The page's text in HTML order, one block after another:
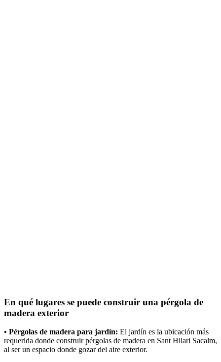
En qué lugares se puede construir una pérgola de
madera exterior
• Pérgolas de madera para jardín: El jardín es la ubicación más
requerida donde construir pérgolas de madera en Sant Hilari Sacalm,
al ser un espacio donde gozar del aire exterior.